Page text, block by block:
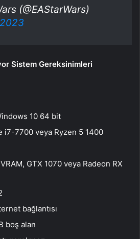
(@EAStarWars)
Sistem Gereksinimleri
10 64 bit
i7-7700 veya Ryzen 5 1400
GTX 1070 veya Radeon RX
bağlantısı
boş alan